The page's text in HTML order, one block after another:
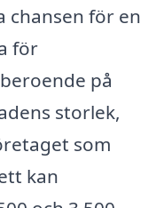
chansen för en
för
på
storlek,
som
kan